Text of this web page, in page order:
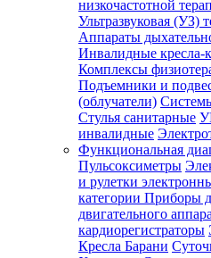
низкочастотной
Ультразвуковая (УЗ)
Аппараты
Инвалидные кресла-
Комплексы
Подъемники и
(облучатели)
Стулья санитарные
инвалидные
Функциональная
Пульсоксиметры
и рулетки
категории Приборы
двигательного
кардиорегистраторы
Кресла Барани